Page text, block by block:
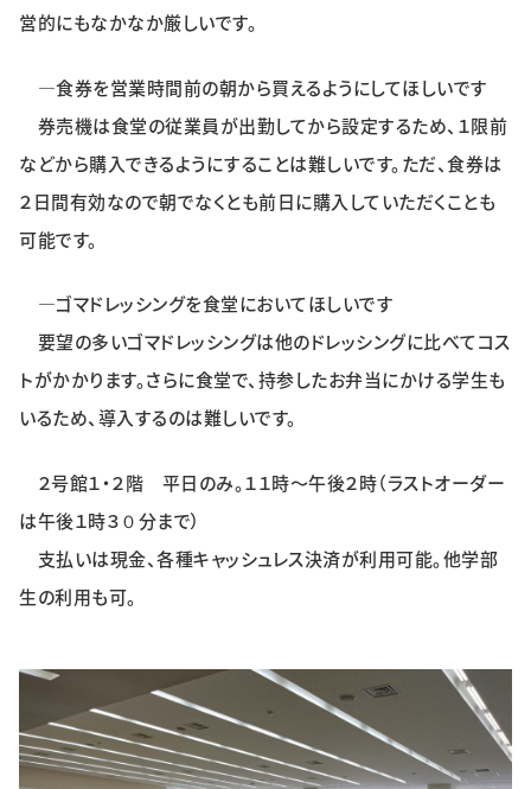
営的にもなかなか厳しいです。
―食券を営業時間前の朝から買えるようにしてほしいです
券売機は食堂の従業員が出勤してから設定するため、１限前
などから購入できるようにすることは難しいです。ただ、食券は
２日間有効なので朝でなくとも前日に購入していただくことも
可能です。
―ゴマドレッシングを食堂においてほしいです
要望の多いゴマドレッシングは他のドレッシングに比べてコス
トがかかります。さらに食堂で、持参したお弁当にかける学生も
いるため、導入するのは難しいです。
２号館１・２階 平日のみ。１１時～午後２時（ラストオーダー
は午後１時３０分まで）
支払いは現金、各種キャッシュレス決済が利用可能。他学部
生の利用も可。